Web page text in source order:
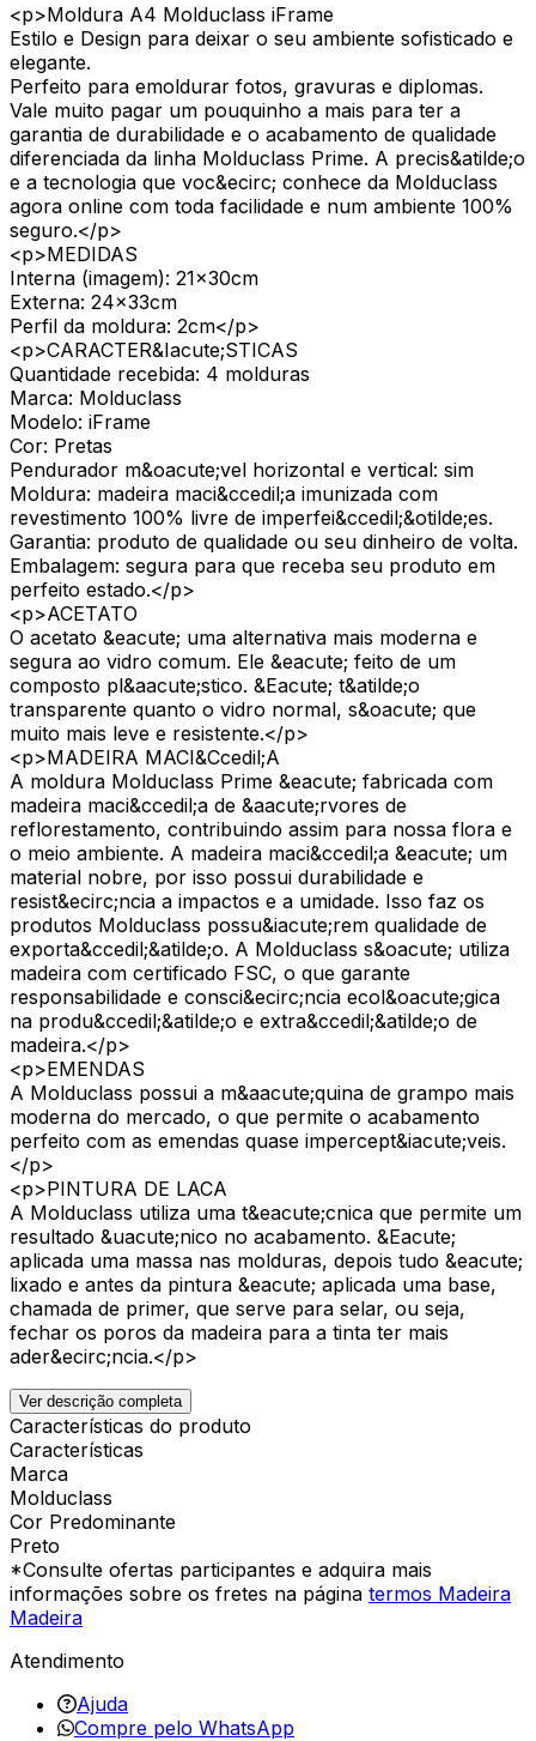
<p>Moldura A4 Molduclass iFrame
Estilo e Design para deixar o seu ambiente sofisticado e
elegante.
Perfeito para emoldurar fotos, gravuras e diplomas.
Vale muito pagar um pouquinho a mais para ter a
garantia de durabilidade e o acabamento de qualidade
diferenciada da linha Molduclass Prime. A precis&atilde;o
e a tecnologia que voc&ecirc; conhece da Molduclass
agora online com toda facilidade e num ambiente 100%
seguro.</p>
<p>MEDIDAS
Interna (imagem): 21x30cm
Externa: 24x33cm
Perfil da moldura: 2cm</p>
<p>CARACTER&Iacute;STICAS
Quantidade recebida: 4 molduras
Marca: Molduclass
Modelo: iFrame
Cor: Pretas
Pendurador m&oacute;vel horizontal e vertical: sim
Moldura: madeira maci&ccedil;a imunizada com
revestimento 100% livre de imperfei&ccedil;&otilde;es.
Garantia: produto de qualidade ou seu dinheiro de volta.
Embalagem: segura para que receba seu produto em
perfeito estado.</p>
<p>ACETATO
O acetato &eacute; uma alternativa mais moderna e
segura ao vidro comum. Ele &eacute; feito de um
composto pl&aacute;stico. &Eacute; t&atilde;o
transparente quanto o vidro normal, s&oacute; que
muito mais leve e resistente.</p>
<p>MADEIRA MACI&Ccedil;A
A moldura Molduclass Prime &eacute; fabricada com
madeira maci&ccedil;a de &aacute;rvores de
reflorestamento, contribuindo assim para nossa flora e
o meio ambiente. A madeira maci&ccedil;a &eacute; um
material nobre, por isso possui durabilidade e
resist&ecirc;ncia a impactos e a umidade. Isso faz os
produtos Molduclass possu&iacute;rem qualidade de
exporta&ccedil;&atilde;o. A Molduclass s&oacute; utiliza
madeira com certificado FSC, o que garante
responsabilidade e consci&ecirc;ncia ecol&oacute;gica
na produ&ccedil;&atilde;o e extra&ccedil;&atilde;o de
madeira.</p>
<p>EMENDAS
A Molduclass possui a m&aacute;quina de grampo mais
moderna do mercado, o que permite o acabamento
perfeito com as emendas quase impercept&iacute;veis.
</p>
<p>PINTURA DE LACA
A Molduclass utiliza uma t&eacute;cnica que permite um
resultado &uacute;nico no acabamento. &Eacute;
aplicada uma massa nas molduras, depois tudo &eacute;
lixado e antes da pintura &eacute; aplicada uma base,
chamada de primer, que serve para selar, ou seja,
fechar os poros da madeira para a tinta ter mais
ader&ecirc;ncia.</p>
Ver descrição completa
Características do produto
Características
Marca
Molduclass
Cor Predominante
Preto
*Consulte ofertas participantes e adquira mais
informações sobre os fretes na página termos Madeira
Madeira
Atendimento
Ajuda
Compre pelo WhatsApp